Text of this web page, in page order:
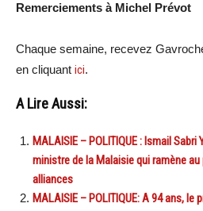
Remerciements à Michel Prévot
Chaque semaine, recevez
en cliquant ici.
A Lire Aussi:
MALAISIE – POLITIQUE : Ismail
ministre de la Malaisie qui ramène
alliances
MALAISIE – POLITIQUE: A 94 ans,